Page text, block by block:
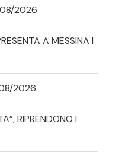
2026
A MESSINA I
2026
RIPRENDONO I